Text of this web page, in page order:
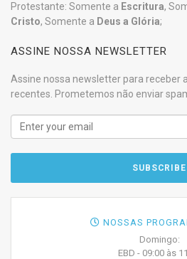
Protestante: Somente a Escritura,
Cristo, Somente a Deus a Glória;
ASSINE NOSSA NEWSLETTER
Assine nossa newsletter para receber
recentes. Prometemos não enviar
NOSSAS
Domingo:
EBD - 09:00 às